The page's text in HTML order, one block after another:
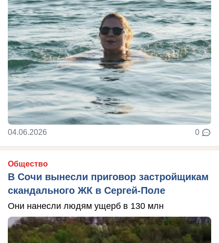
04.06.2026 0
Общество
В Сочи вынесли приговор застройщикам
скандального ЖК в Сергей-Поле
Они нанесли людям ущерб в 130 млн